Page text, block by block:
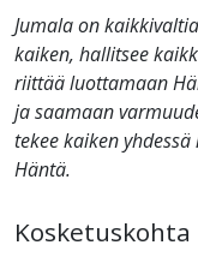
Jumala on
kaiken, hallitsee
riittää luottamaan
ja saamaan
tekee kaiken
Häntä.
Kosketuskohta